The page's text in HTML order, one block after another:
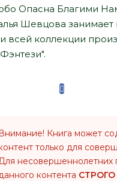
Опасна Благими
Шевцова занимает
всей коллекции
Внимание! Книга может
только для
несовершеннолетних
контента